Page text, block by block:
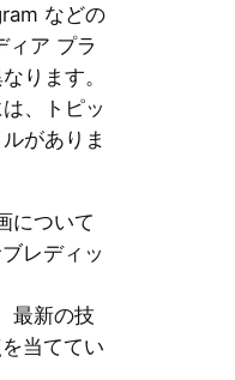
などの
ィア プラ
ります。
、トピッ
がありま
について
レディッ
最新の技
当ててい